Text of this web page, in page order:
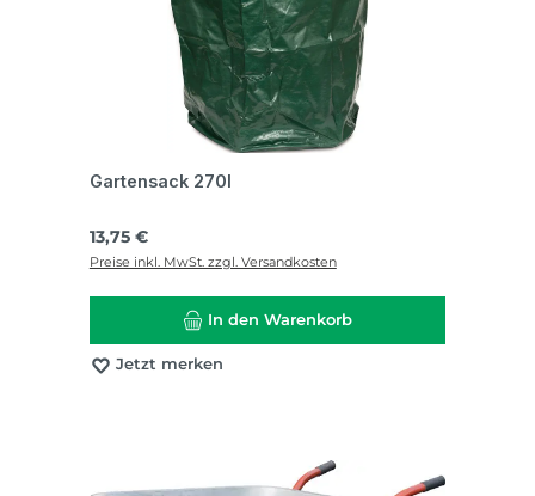
Gartensack 270l
Regulärer Preis:
13,75 €
Preise inkl. MwSt. zzgl. Versandkosten
In den Warenkorb
Jetzt merken